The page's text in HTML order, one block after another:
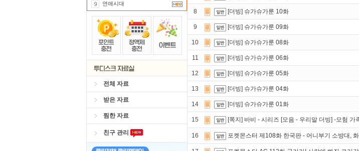
연애시대
전체 자료
받은 자료
찜한 자료
친구 관리
8 [더빙] 슈가슈가룬 10화
9 [더빙] 슈가슈가룬 09화
10 [더빙] 슈가슈가룬 08화
11 [더빙] 슈가슈가룬 06화
12 [더빙] 슈가슈가룬 05화
13 [더빙] 슈가슈가룬 04화
14 [더빙] 슈가슈가룬 01화
15 [쪽지] 바비 - 시리즈 [모음 - 우리말 더빙] -모험 가
16 포켓몬스터 제108화 한국판 - 어니부기 소방대,